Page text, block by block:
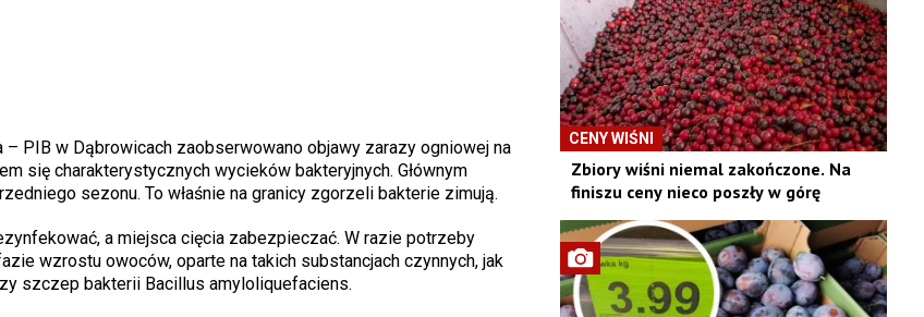
PIB w Dąbrowicach zaobserwowano objawy zarazy ogniowej na
się charakterystycznych wycieków bakteryjnych. Głównym
sezonu. To właśnie na granicy zgorzeli bakterie zimują.
a miejsca cięcia zabezpieczać. W razie potrzeby
wzrostu owoców, oparte na takich substancjach czynnych, jak
szczep bakterii Bacillus amyloliquefaciens.
CENY WIŚNI
Zbiory wiśni niemal zakończone. Na
finiszu ceny nieco poszły w górę